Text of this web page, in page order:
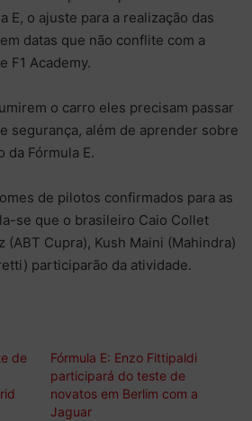
E, o ajuste para a realização das
datas que não conflite com a
F1 Academy.
o carro eles precisam passar
segurança, além de aprender sobre
da Fórmula E.
de pilotos confirmados para as
se que o brasileiro Caio Collet
(ABT Cupra), Kush Maini (Mahindra)
participarão da atividade.
de
Fórmula E: Enzo Fittipaldi
participará do teste de
novatos em Berlim com a
Jaguar